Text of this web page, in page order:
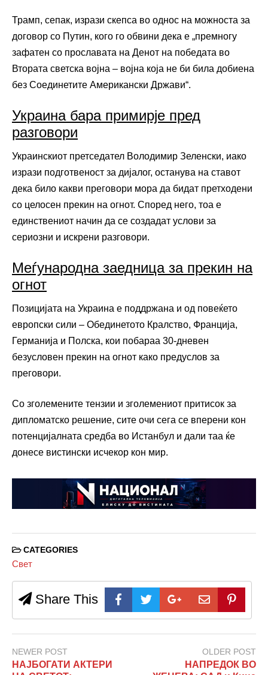
Трамп, сепак, изрази скепса во однос на можноста за
договор со Путин, кого го обвини дека е „премногу
зафатен со прославата на Денот на победата во
Втората светска војна – војна која не би била добиена
без Соединетите Американски Држави“.
Украина бара примирје пред
разговори
Украинскиот претседател Володимир Зеленски, иако
изрази подготвеност за дијалог, останува на ставот
дека било какви преговори мора да бидат претходени
со целосен прекин на огнот. Според него, тоа е
единствениот начин да се создадат услови за
сериозни и искрени разговори.
Меѓународна заедница за прекин на
огнот
Позицијата на Украина е поддржана и од повеќето
европски сили – Обединетото Кралство, Франција,
Германија и Полска, кои побараа 30-дневен
безусловен прекин на огнот како предуслов за
преговори.
Со зголемените тензии и зголемениот притисок за
дипломатско решение, сите очи сега се вперени кон
потенцијалната средба во Истанбул и дали таа ќе
донесе вистински исчекор кон мир.
CATEGORIES
Свет
Share This
NEWER POST
НАЈБОГАТИ АКТЕРИ
OLDER POST
НАПРЕДОК ВО